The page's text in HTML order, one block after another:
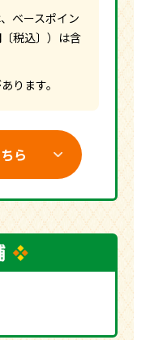
ベースポイン
税込〕）は含
ります。
ら